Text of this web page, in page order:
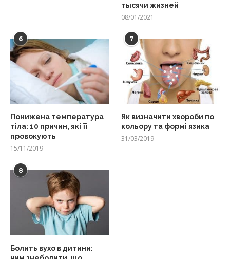
тысячи жизней
08/01/2021
6
Понижена температура
тіла: 10 причин, які її
провокують
15/11/2019
7
Як визначити хвороби по
кольору та формі язика
31/03/2019
8
Болить вухо в дитини: